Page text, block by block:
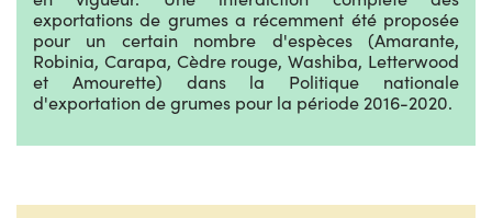
exportations de grumes a récemment été proposée
pour un certain nombre d'espèces (Amarante,
Robinia, Carapa, Cèdre rouge, Washiba, Letterwood
et Amourette) dans la Politique nationale
d'exportation de grumes pour la période 2016-2020.